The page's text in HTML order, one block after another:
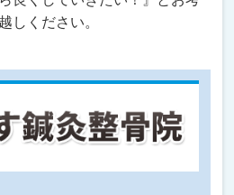
しください。